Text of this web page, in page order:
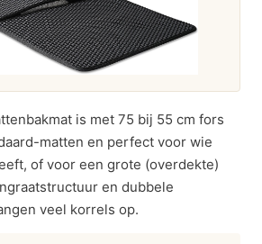
is met 75 bij 55 cm fors
matten en perfect voor wie
of voor een grote (overdekte)
en dubbele
veel korrels op.